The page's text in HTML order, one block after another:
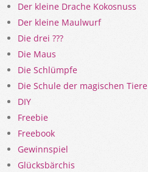
Der kleine Drache Kokosnuss
Der kleine Maulwurf
Die drei ???
Die Maus
Die Schlümpfe
Die Schule der magischen Tiere
DIY
Freebie
Freebook
Gewinnspiel
Glücksbärchis